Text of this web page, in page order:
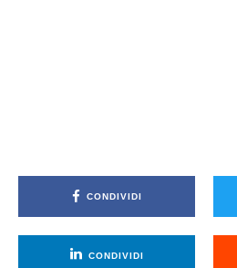
CONDIVIDI
CONDIVIDI